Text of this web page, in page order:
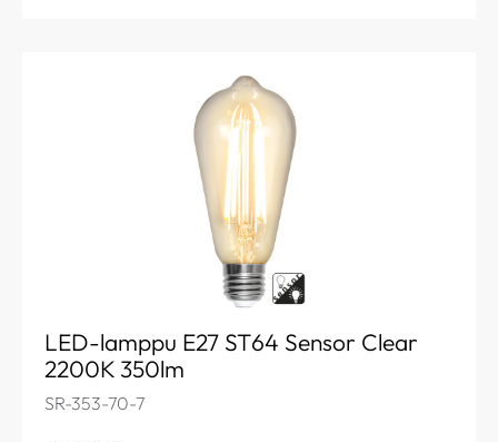
LED-lamppu E27 ST64 Sensor Clear
2200K 350lm
SR-353-70-7